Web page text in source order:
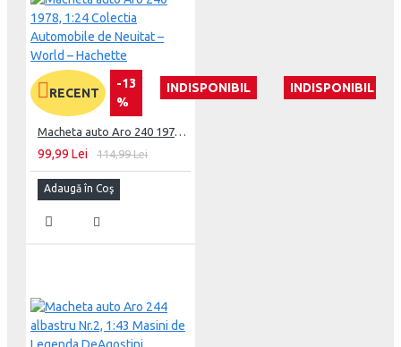
RECENT
-13
%
INDISPONIBIL INDISPONIBIL
99,99 Lei 114,99 Lei
Adaugă în Coş